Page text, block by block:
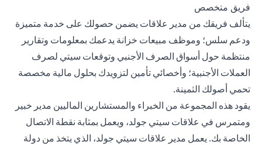
فريق متخصص
يتألف فريقك من مدير علاقات يضمن حصولك على خدمة متميزة
ودعم سلس؛ وموظف مبيعات خزانة يدعمك بمعلومات وتقارير
منتظمة حول أسواق الصرف الأجنبي وتوقعات سيتي لصرف
العملات الأجنبية؛ وأخصائي تأمين لتزويدك بحلول مالية مخصصة
تحمي أصولك الثمينة.
يقود هذه المجموعة من الخبراء والمستشارين الماليين مدير خبير
ومتمرس في علاقات سيتي جولد، ويعمل بمثابة نقطة الاتصال
الخاصة بك. يعمل مدير علاقات سيتي جولد، الذي يتخذ من دولة